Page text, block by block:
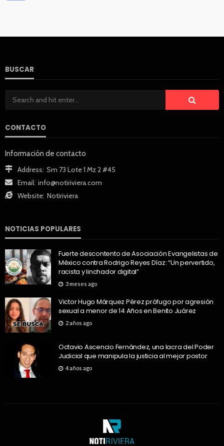
BUSCAR
CONTACTO
Información de contacto
Address: Sm 73 Lote 1 Mz 2 #45
Email: info@notiriviera.com
Website: Notiriviera
NOTICIAS POPULARES
Fuerte descontento de Asociación Evangelistas de
México contra Rodrigo Reyes Díaz: “Un pervertido,
racista y linchador digital”
3 meses ago
Victor Hugo Márquez Pérez prófugo por agresión
sexual a menor de 14 Años en Benito Juárez
2 años ago
Octavio Ascencio Fernández, una lacra del Poder
Judicial que manipula la justicia al mejor postor
4 años ago